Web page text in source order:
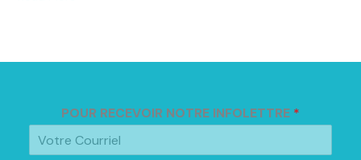
POUR RECEVOIR NOTRE INFOLETTRE *